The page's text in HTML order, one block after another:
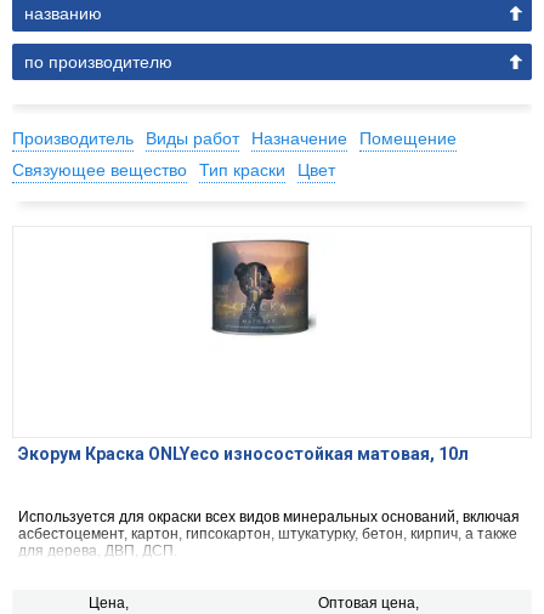
названию
по производителю
Производитель Виды работ Назначение
Помещение
Связующее вещество
Тип краски Цвет
Экорум Краска ONLYeco износостойкая матовая, 10л
Используется для окраски всех видов минеральных оснований, включая
асбестоцемент, картон, гипсокартон, штукатурку, бетон, кирпич, а также
для дерева, ДВП, ДСП.
Цена, Оптовая цена,